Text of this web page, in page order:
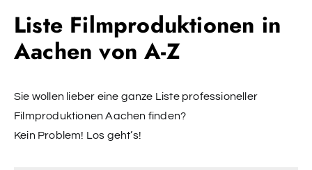
Liste Filmproduktionen in
Aachen von A-Z
Sie wollen lieber eine ganze Liste professioneller
Filmproduktionen Aachen finden?
Kein Problem! Los geht’s!